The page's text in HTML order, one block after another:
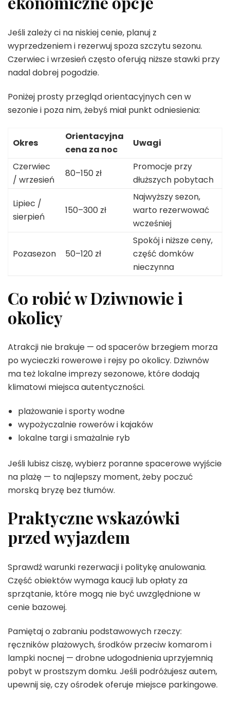
Jeśli zależy ci na niskiej cenie, planuj z
wyprzedzeniem i rezerwuj spoza szczytu sezonu.
Czerwiec i wrzesień często oferują niższe stawki przy
nadal dobrej pogodzie.
Poniżej prosty przegląd orientacyjnych cen w
sezonie i poza nim, żebyś miał punkt odniesienia:
Okres
Orientacyjna
cena za noc
Uwagi
Czerwiec
/ wrzesień
80–150 zł
Promocje przy
dłuższych pobytach
Lipiec /
sierpień
150–300 zł
Najwyższy sezon,
warto rezerwować
wcześniej
Pozasezon 50–120 zł
Spokój i niższe ceny,
część domków
nieczynna
Co robić w Dziwnowie i
okolicy
Atrakcji nie brakuje — od spacerów brzegiem morza
po wycieczki rowerowe i rejsy po okolicy. Dziwnów
ma też lokalne imprezy sezonowe, które dodają
klimatowi miejsca autentyczności.
plażowanie i sporty wodne
wypożyczalnie rowerów i kajaków
lokalne targi i smażalnie ryb
Jeśli lubisz ciszę, wybierz poranne spacerowe wyjście
na plażę — to najlepszy moment, żeby poczuć
morską bryzę bez tłumów.
Praktyczne wskazówki
przed wyjazdem
Sprawdź warunki rezerwacji i politykę anulowania.
Część obiektów wymaga kaucji lub opłaty za
sprzątanie, które mogą nie być uwzględnione w
cenie bazowej.
Pamiętaj o zabraniu podstawowych rzeczy:
ręczników plażowych, środków przeciw komarom i
lampki nocnej — drobne udogodnienia uprzyjemnią
pobyt w prostszym domku. Jeśli podróżujesz autem,
upewnij się, czy ośrodek oferuje miejsce parkingowe.